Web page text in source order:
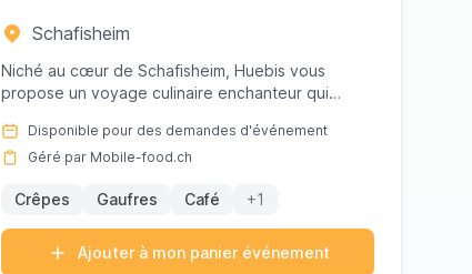
Schafisheim
Niché au cœur de Schafisheim, Huebis vous
propose un voyage culinaire enchanteur qui
Disponible pour des demandes d'événement
Géré par Mobile-food.ch
Crêpes Gaufres Café +1
Ajouter à mon panier événement